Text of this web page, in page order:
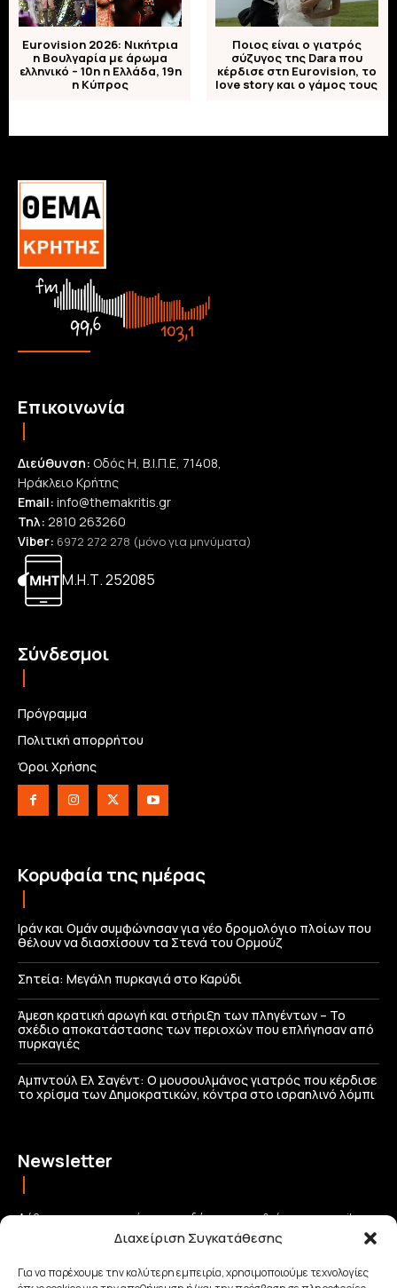
Διαχείριση Συγκατάθεσης
Για να παρέχουμε την καλύτερη εμπειρία, χρησιμοποιούμε τεχνολογίες
Eurovision 2026: Νικήτρια
η Βουλγαρία με άρωμα
ελληνικό – 10η η Ελλάδα, 19η
η Κύπρος
Ποιος είναι ο γιατρός
σύζυγος της Dara που
κέρδισε στη Eurovision, το
love story και ο γάμος τους
Επικοινωνία
Διεύθυνση: Οδός Η, Β.Ι.Π.Ε, 71408,
Ηράκλειο Κρήτης
Email: info@themakritis.gr
Τηλ: 2810 263260
Viber: 6972 272 278 (μόνο για μηνύματα)
Μ.Η.Τ. 252085
Σύνδεσμοι
Πρόγραμμα
Πολιτική απορρήτου
Όροι Χρήσης
Κορυφαία της ημέρας
Ιράν και Ομάν συμφώνησαν για νέο δρομολόγιο πλοίων που
θέλουν να διασχίσουν τα Στενά του Ορμούζ
Σητεία: Μεγάλη πυρκαγιά στο Καρύδι
Άμεση κρατική αρωγή και στήριξη των πληγέντων – Το
σχέδιο αποκατάστασης των περιοχών που επλήγησαν από
πυρκαγιές
Αμπντούλ Ελ Σαγέντ: Ο μουσουλμάνος γιατρός που κέρδισε
το χρίσμα των Δημοκρατικών, κόντρα στο ισραηλινό λόμπι
Newsletter
Λάβετε τις σημαντικότερες ειδήσεις απευθείας στο email σας
και μείνετε πάντα συνδεδεμένοι με την Κρήτη!